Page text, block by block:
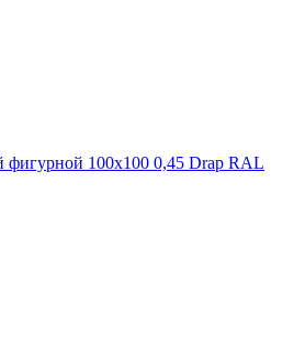
фигурной 100x100 0,45 Drap RAL